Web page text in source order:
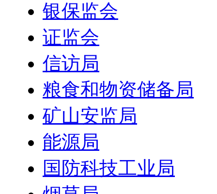
银保监会
证监会
信访局
粮食和物资储备局
矿山安监局
能源局
国防科技工业局